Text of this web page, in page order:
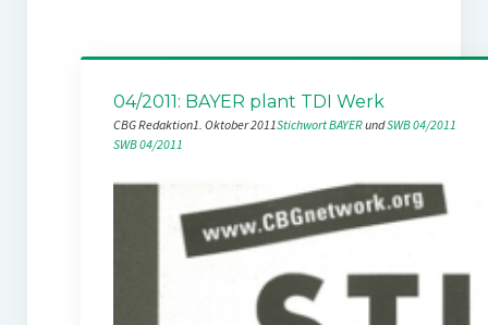
04/2011: BAYER plant TDI Werk
CBG Redaktion1. Oktober 2011Stichwort BAYER und SWB 04/2011
SWB 04/2011